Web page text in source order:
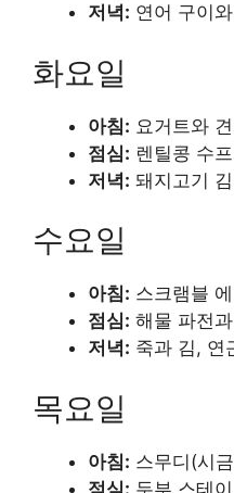
저녁: 연어 구이
화요일
아침: 요거트와
점심: 렌틸콩 수
저녁: 돼지고기
수요일
아침: 스크램블
점심: 해물 파전
저녁: 죽과 김, 연
목요일
아침: 스무디(시
점심: 두부 스테